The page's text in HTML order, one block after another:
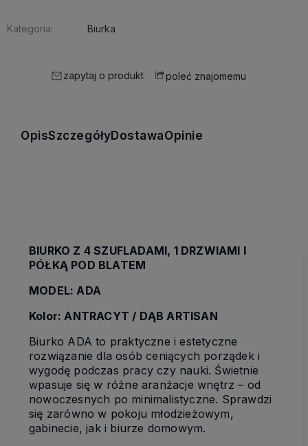
Kategoria: Biurka
zapytaj o produkt poleć znajomemu
OpisSzczegółyDostawaOpinie
BIURKO Z 4 SZUFLADAMI, 1 DRZWIAMI I
PÓŁKĄ POD BLATEM
MODEL: ADA
Kolor: ANTRACYT / DĄB ARTISAN
Biurko ADA to praktyczne i estetyczne
rozwiązanie dla osób ceniących porządek i
wygodę podczas pracy czy nauki. Świetnie
wpasuje się w różne aranżacje wnętrz – od
nowoczesnych po minimalistyczne. Sprawdzi
się zarówno w pokoju młodzieżowym,
gabinecie, jak i biurze domowym.